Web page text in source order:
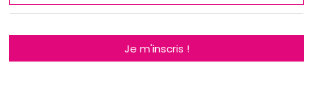
Je m'inscris !